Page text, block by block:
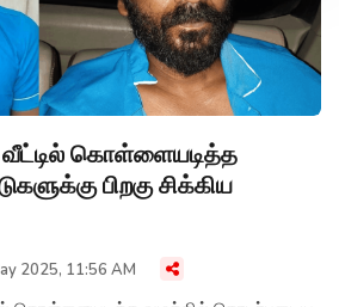
வீட்டில் கொள்ளையடித்த
பிறகு சிக்கிய
2025, 11:56 AM